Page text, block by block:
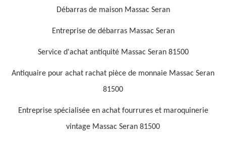
Débarras de maison Massac Seran
Entreprise de débarras Massac Seran
Service d'achat antiquité Massac Seran 81500
Antiquaire pour achat rachat pièce de monnaie Massac Seran
81500
Entreprise spécialisée en achat fourrures et maroquinerie
vintage Massac Seran 81500